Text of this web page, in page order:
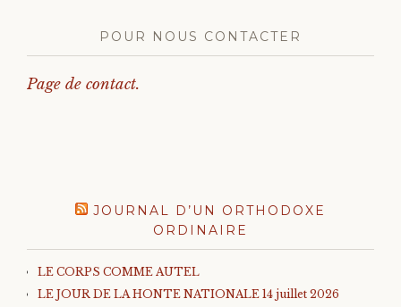
POUR NOUS CONTACTER
Page de contact.
JOURNAL D’UN ORTHODOXE
ORDINAIRE
LE CORPS COMME AUTEL
LE JOUR DE LA HONTE NATIONALE 14 juillet 2026